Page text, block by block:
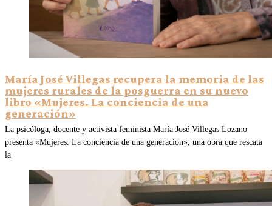
María José Villegas recupera la memoria de las
mujeres rurales de la posguerra en su nuevo
libro «Mujeres. La conciencia de una
generación»
La psicóloga, docente y activista feminista María José Villegas Lozano
presenta «Mujeres. La conciencia de una generación», una obra que rescata
la